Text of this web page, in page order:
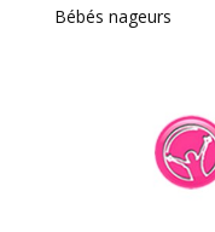
Bébés nageurs